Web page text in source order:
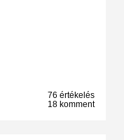
76 értékelés
18 komment